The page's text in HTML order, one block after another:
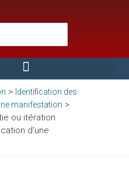
> Identification des
manifestation >
ou itération
d’une